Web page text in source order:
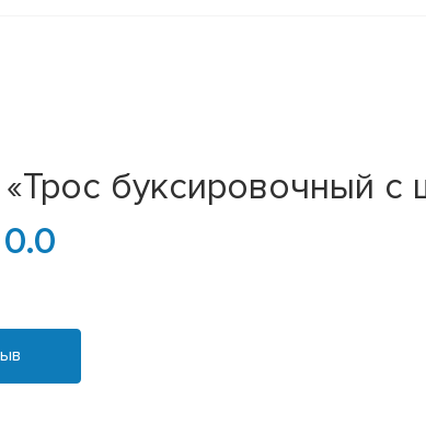
буксировочный с
0.0